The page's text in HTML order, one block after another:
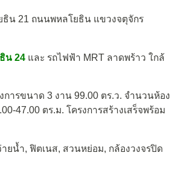
ธิน 21 ถนนพหลโยธิน แขวงจตุจักร
น 24 และ รถไฟฟ้า MRT ลาดพร้าว ใกล้
ารขนาด 3 งาน 99.00 ตร.ว. จำนวนห้อง
47.00 ตร.ม. โครงการสร้างเสร็จพร้อม
ายน้ำ, ฟิตเนส, สวนหย่อม, กล้องวงจรปิด